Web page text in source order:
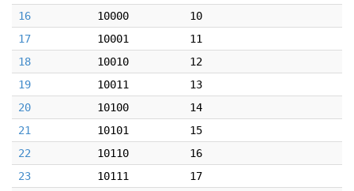
16
10000
10
17
10001
11
18
10010
12
19
10011
13
20
10100
14
21
10101
15
22
10110
16
23
10111
17